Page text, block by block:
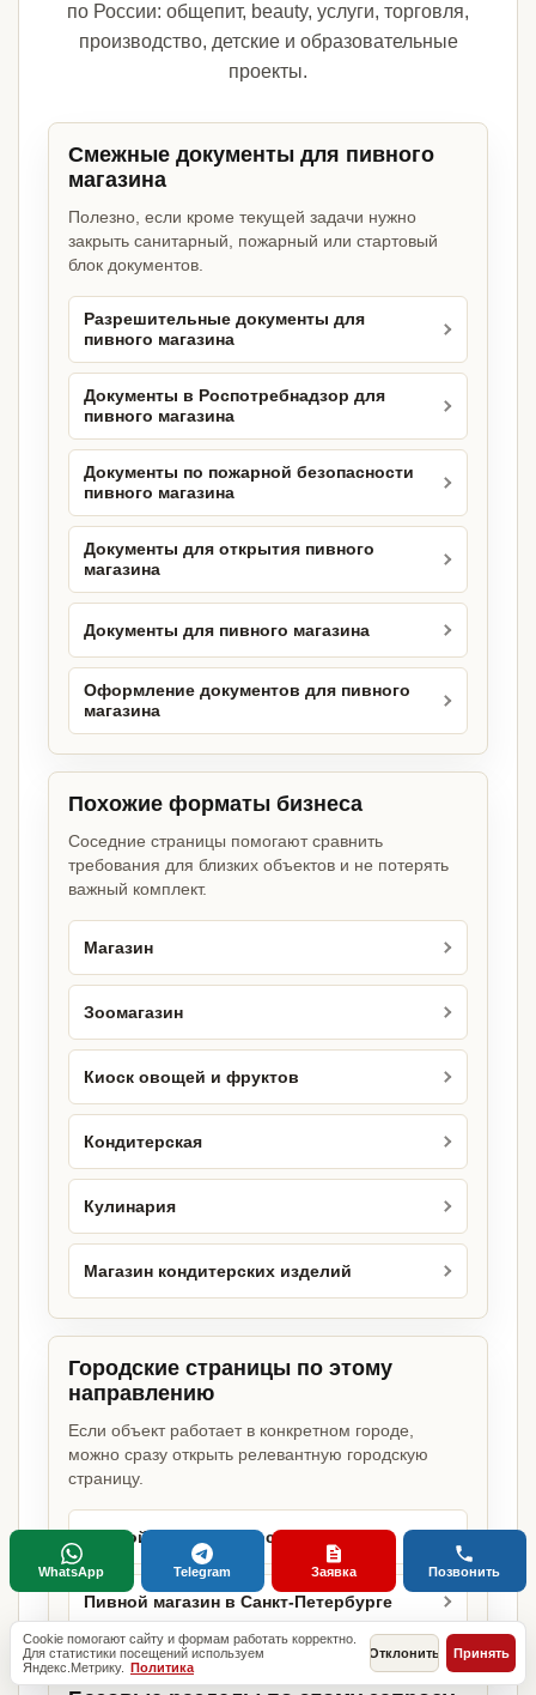
по России: общепит, beauty, услуги, торговля,
производство, детские и образовательные
проекты.
Смежные документы для пивного
магазина
Полезно, если кроме текущей задачи нужно
закрыть санитарный, пожарный или стартовый
блок документов.
Разрешительные документы для
пивного магазина
Документы в Роспотребнадзор для
пивного магазина
Документы по пожарной безопасности
пивного магазина
Документы для открытия пивного
магазина
Документы для пивного магазина
Оформление документов для пивного
магазина
Похожие форматы бизнеса
Соседние страницы помогают сравнить
требования для близких объектов и не потерять
важный комплект.
Магазин
Зоомагазин
Киоск овощей и фруктов
Кондитерская
Кулинария
Магазин кондитерских изделий
Городские страницы по этому
направлению
Если объект работает в конкретном городе,
можно сразу открыть релевантную городскую
страницу.
Пивной магазин в Москве
Пивной магазин в Санкт-Петербурге
Cookie помогают сайту и формам работать корректно.
Для статистики посещений используем
Яндекс.Метрику. Политика
Отклонить Принять
WhatsApp Telegram Заявка Позвонить